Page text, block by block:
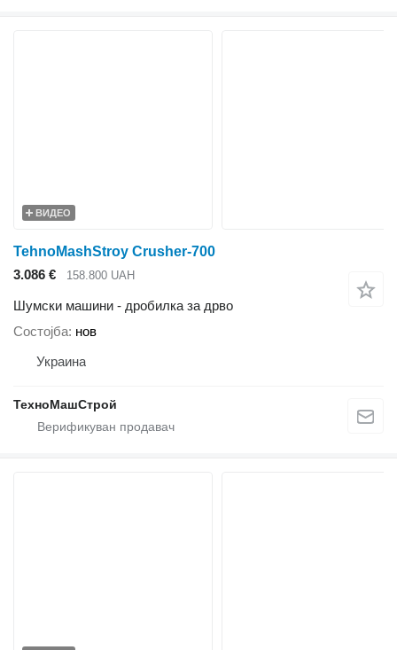
ВИДЕО
TehnoMashStroy Сrusher-700
3.086 €
158.800 UAH
Шумски машини - дробилка за дрво
Состојба нов
Украина
ТехноМашСтрой